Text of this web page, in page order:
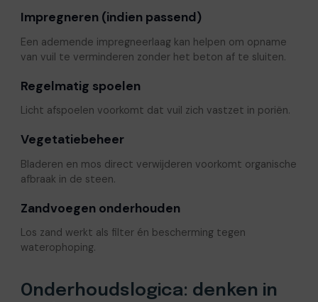
Impregneren (indien passend)
Een ademende impregneerlaag kan helpen om opname
van vuil te verminderen zonder het beton af te sluiten.
Regelmatig spoelen
Licht afspoelen voorkomt dat vuil zich vastzet in poriën.
Vegetatiebeheer
Bladeren en mos direct verwijderen voorkomt organische
afbraak in de steen.
Zandvoegen onderhouden
Los zand werkt als filter én bescherming tegen
waterophoping.
Onderhoudslogica: denken in